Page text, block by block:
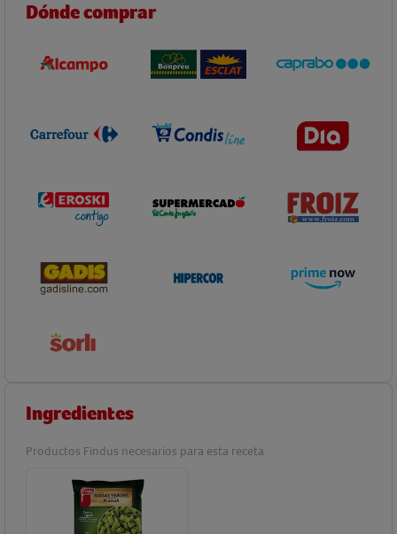
Dónde comprar
Ingredientes
Productos Findus necesarios para esta receta